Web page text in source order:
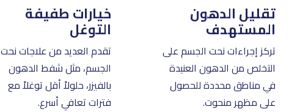
تقليل الدهون
المستهدف
تركز إجراءات نحت الجسم على
التخلص من الدهون العنيدة
في مناطق محددة للحصول
على مظهر منحوت.
خيارات طفيفة
التوغل
تقدم العديد من علاجات نحت
الجسم، مثل شفط الدهون
بالفيزر، حلولاً أقل توغلاً مع
فترات تعافي أسرع.